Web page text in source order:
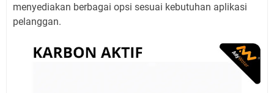
menyediakan berbagai opsi sesuai kebutuhan aplikasi
pelanggan.